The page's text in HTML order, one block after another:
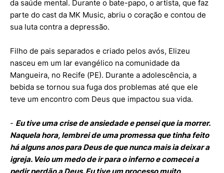
da saúde mental. Durante o bate-papo, o artista, que faz
parte do cast da MK Music, abriu o coração e contou de
sua luta contra a depressão.
Filho de pais separados e criado pelos avós, Elizeu
nasceu em um lar evangélico na comunidade da
Mangueira, no Recife (PE). Durante a adolescência, a
bebida se tornou sua fuga dos problemas até que ele
teve um encontro com Deus que impactou sua vida.
- Eu tive uma crise de ansiedade e pensei que ia morrer.
Naquela hora, lembrei de uma promessa que tinha feito
há alguns anos para Deus de que nunca mais ia deixar a
igreja. Veio um medo de ir para o inferno e comecei a